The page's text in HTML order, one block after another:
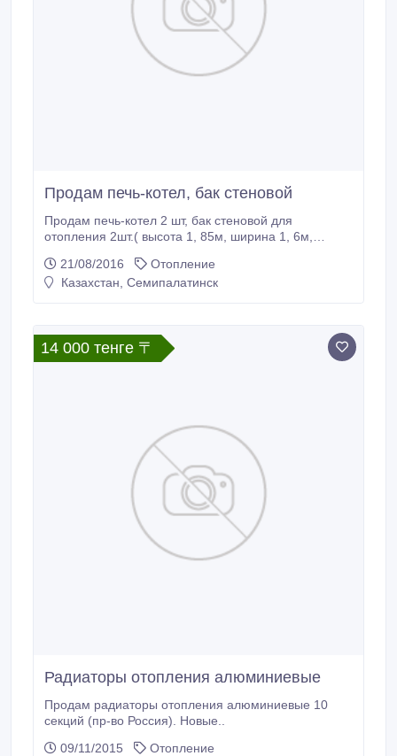
Продам печь-котел, бак стеновой
Продам печь-котел 2 шт, бак стеновой для
отопления 2шт.( высота 1, 85м, ширина 1, 6м,
87054653054.
21/08/2016
Отопление
Казахстан, Семипалатинск
14 000 тенге 〒
Радиаторы отопления алюминиевые
Продам радиаторы отопления алюминиевые 10
секций (пр-во Россия). Новые..
09/11/2015
Отопление